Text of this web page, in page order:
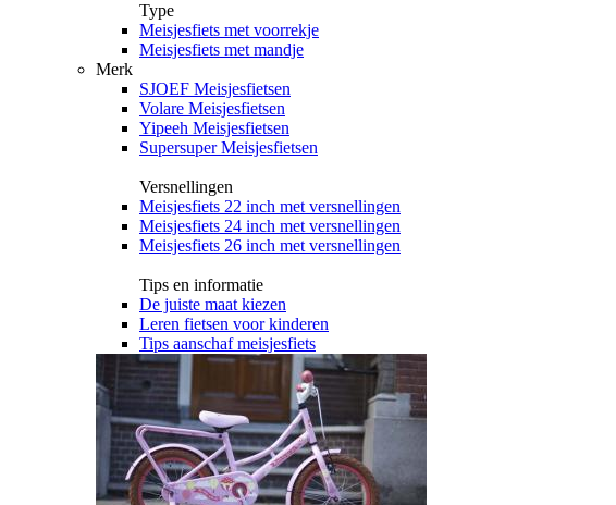
Type
Meisjesfiets met voorrekje
Meisjesfiets met mandje
Merk
SJOEF Meisjesfietsen
Volare Meisjesfietsen
Yipeeh Meisjesfietsen
Supersuper Meisjesfietsen
Versnellingen
Meisjesfiets 22 inch met versnellingen
Meisjesfiets 24 inch met versnellingen
Meisjesfiets 26 inch met versnellingen
Tips en informatie
De juiste maat kiezen
Leren fietsen voor kinderen
Tips aanschaf meisjesfiets